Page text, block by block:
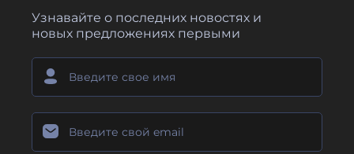
Узнавайте о последних новостях и
новых предложениях первыми